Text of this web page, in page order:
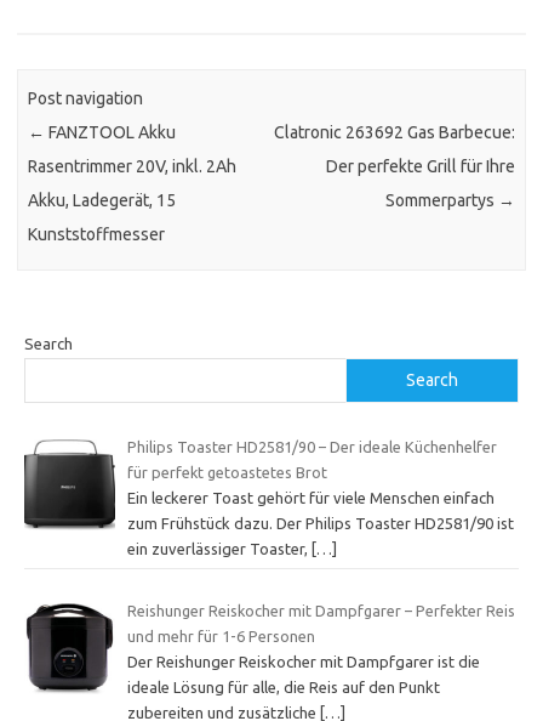
Post navigation
← FANZTOOL Akku
Rasentrimmer 20V, inkl. 2Ah
Akku, Ladegerät, 15
Kunststoffmesser
Clatronic 263692 Gas Barbecue:
Der perfekte Grill für Ihre
Sommerpartys →
Search
Search
Philips Toaster HD2581/90 – Der ideale Küchenhelfer
für perfekt getoastetes Brot
Ein leckerer Toast gehört für viele Menschen einfach
zum Frühstück dazu. Der Philips Toaster HD2581/90 ist
ein zuverlässiger Toaster,
[…]
Reishunger Reiskocher mit Dampfgarer – Perfekter Reis
und mehr für 1-6 Personen
Der Reishunger Reiskocher mit Dampfgarer ist die
ideale Lösung für alle, die Reis auf den Punkt
zubereiten und zusätzliche
[…]